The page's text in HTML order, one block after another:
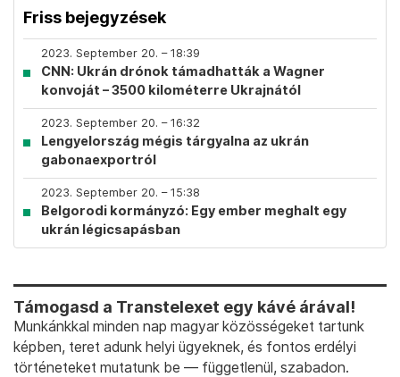
Friss bejegyzések
2023. September 20. – 18:39
CNN: Ukrán drónok támadhatták a Wagner
konvoját – 3500 kilométerre Ukrajnától
2023. September 20. – 16:32
Lengyelország mégis tárgyalna az ukrán
gabonaexportról
2023. September 20. – 15:38
Belgorodi kormányzó: Egy ember meghalt egy
ukrán légicsapásban
Támogasd a Transtelexet egy kávé árával!
Munkánkkal minden nap magyar közösségeket tartunk
képben, teret adunk helyi ügyeknek, és fontos erdélyi
történeteket mutatunk be — függetlenül, szabadon.